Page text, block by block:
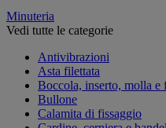
Minuteria
Vedi tutte le categorie
Antivibrazioni
Asta filettata
Boccola, inserto, molla e
Bullone
Calamita di fissaggio